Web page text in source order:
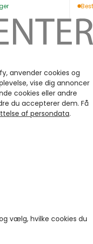
anvender cookies og
vise dig annoncer
cookies eller andre
du accepterer dem. Få
af persondata.
vælg, hvilke cookies du